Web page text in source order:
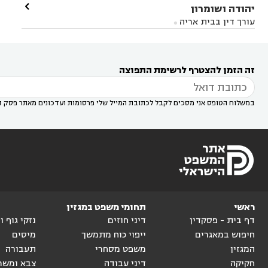
דין בקרית אונו
אונו
עורך דין בבת ים
דין בשוהם 
עורך דין בראשון לציון עורך דין במודיעין
עורך דין
בבאר יעקב
עורך דין בגדרהיהודה ושומרון
עורך דין בבית אריה 

זה הזמן להצטרף לרשימת התפוצה
במשלוח הטופס אני מסכים לקבל לכתובת המייל שלי פרסומות ועדכונים מאתר פסק
ראשי
דף בית - פסקדין
חיפוש במאגרים
המגזין
חקיקה
תחומי משפט במגזין
דיני חוזים
ייפוי כוח מתמשך
משפט מסחרי
דיני עבודה
נזקי גוף
מיסים
תעבורה
צבא